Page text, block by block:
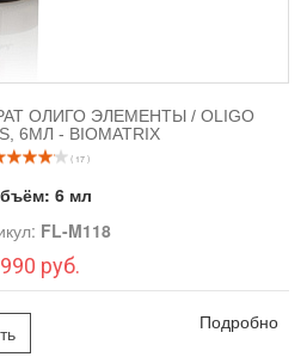
ОЛИГО ЭЛЕМЕНТЫ / OLIGO
6МЛ - BIOMATRIX
( 17 )
6 мл
FL-M118
990 руб.
Подробно